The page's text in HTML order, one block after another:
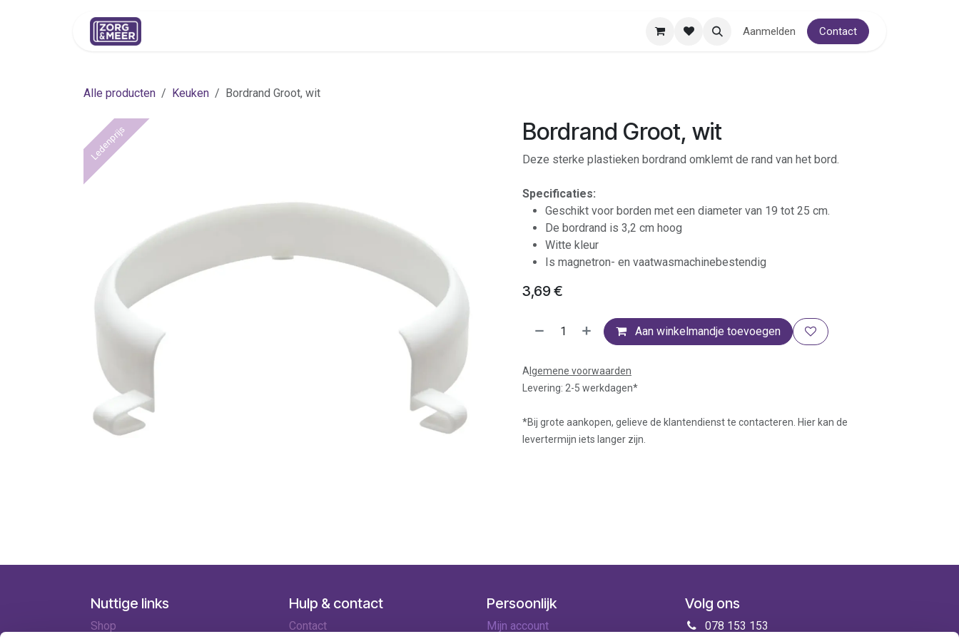
Aanmelden Contact
Alle producten Keuken Bordrand Groot, wit
Ledenprijs Bordrand Groot, wit
Deze sterke plastieken bordrand omklemt de rand van het bord.
Specificaties:
Geschikt voor borden met een diameter van 19 tot 25 cm.
De bordrand is 3,2 cm hoog
Witte kleur
Is magnetron- en vaatwasmachinebestendig
3,69€
Aan winkelmandje toevoegen
A lgemene voorwaarden
Levering: 2-5 werkdagen*
*Bij grote aankopen, gelieve de klantendienst te contacteren. Hier kan de
levertermijn iets langer zijn.
Nuttige links
Shop
Hulp & contact
Contact
Persoonlijk
Mijn account
Volg ons
078 153 153